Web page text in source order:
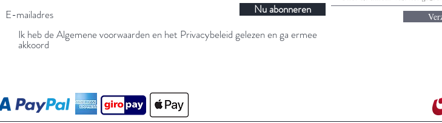
Nu abonneren
Ik heb de Algemene voorwaarden en het Privacybeleid gelezen en ga ermee
akkoord